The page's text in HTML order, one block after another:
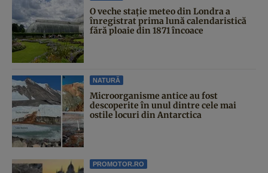
O veche stație meteo din Londra a
înregistrat prima lună calendaristică
fără ploaie din 1871 încoace
NATURĂ
Microorganisme antice au fost
descoperite în unul dintre cele mai
ostile locuri din Antarctica
PROMOTOR.RO